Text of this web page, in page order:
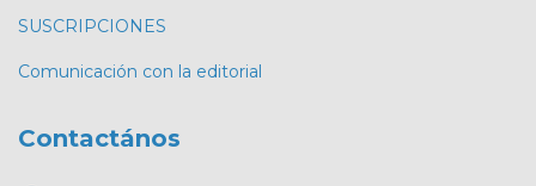
SUSCRIPCIONES
Comunicación con la editorial
Contactános